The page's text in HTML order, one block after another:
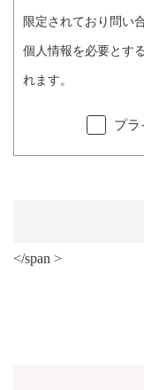
限定されており問い
個人情報を必要とす
れます。
プラ
</span >